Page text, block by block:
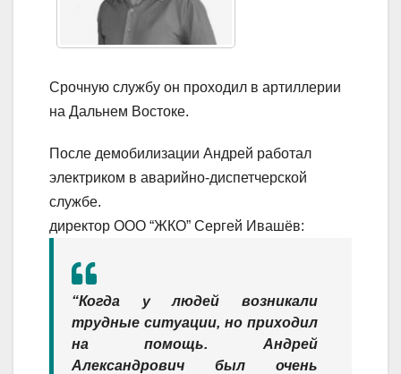
Срочную службу он проходил в артиллерии
на Дальнем Востоке.
После демобилизации Андрей работал
электриком в аварийно-диспетчерской
службе.
директор ООО “ЖКО” Сергей Ивашёв:
“Когда у людей возникали
трудные ситуации, но приходил
на помощь. Андрей
Александрович был очень